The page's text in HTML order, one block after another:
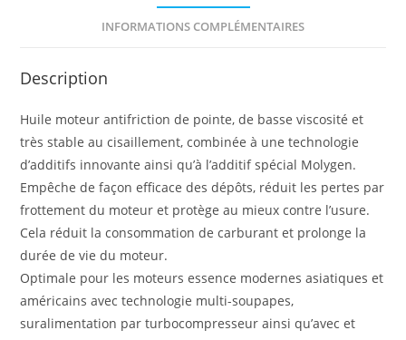
INFORMATIONS COMPLÉMENTAIRES
Description
Huile moteur antifriction de pointe, de basse viscosité et
très stable au cisaillement, combinée à une technologie
d’additifs innovante ainsi qu’à l’additif spécial Molygen.
Empêche de façon efficace des dépôts, réduit les pertes par
frottement du moteur et protège au mieux contre l’usure.
Cela réduit la consommation de carburant et prolonge la
durée de vie du moteur.
Optimale pour les moteurs essence modernes asiatiques et
américains avec technologie multi-soupapes,
suralimentation par turbocompresseur ainsi qu’avec et